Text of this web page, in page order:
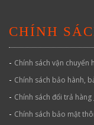
CHÍNH
- Chính sách vận chuyển
- Chính sách bảo hành,
- Chính sách đổi trả hàng
- Chính sách bảo mật